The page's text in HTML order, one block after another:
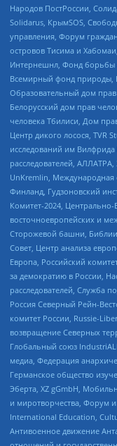
Народов ПостРоссии,
Solidarus, КрымSOS,
управления, Форум
островов Тисима и
Интернешнл, Фонд борьбы
Всемирный фонд природы,
Образовательный дом
Белорусский дом прав
человека Тбилиси, Дом
Центр дикого лосося, TVR
исследований им
расследователей,
UnKremlin,
Финланд, Гудзоновский
Комитет-2024,
восточноевропейских и
Сторожевой башни, Библии
Совет, Центр анализа
Европа, Российский
за демократию в России,
расследователей, Служба
Россия Северный Рейн-
комитет России, Russie-
возвращение Северных
Глобальный союз
медиа, Федерация
Германское общество
Эберта, XZ gGmbH,
и миротворчества, Форум
International Education,
Антивоенное движение